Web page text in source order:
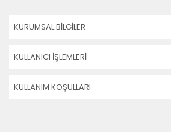
KURUMSAL BİLGİLER
KULLANICI İŞLEMLERİ
KULLANIM KOŞULLARI